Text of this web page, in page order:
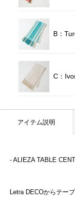
B：
C：
アイテム説明
- ALIEZA TABLE
Letra DECOからテー